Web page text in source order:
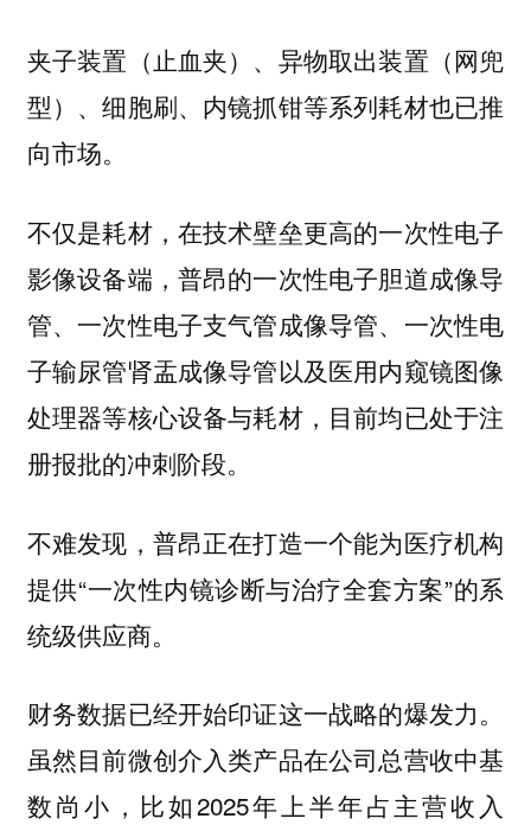
夹子装置（止血夹）、异物取出装置（网兜
型）、细胞刷、内镜抓钳等系列耗材也已推
向市场。
不仅是耗材，在技术壁垒更高的一次性电子
影像设备端，普昂的一次性电子胆道成像导
管、一次性电子支气管成像导管、一次性电
子输尿管肾盂成像导管以及医用内窥镜图像
处理器等核心设备与耗材，目前均已处于注
册报批的冲刺阶段。
不难发现，普昂正在打造一个能为医疗机构
提供“一次性内镜诊断与治疗全套方案”的系
统级供应商。
财务数据已经开始印证这一战略的爆发力。
虽然目前微创介入类产品在公司总营收中基
数尚小，比如2025年上半年占主营收入